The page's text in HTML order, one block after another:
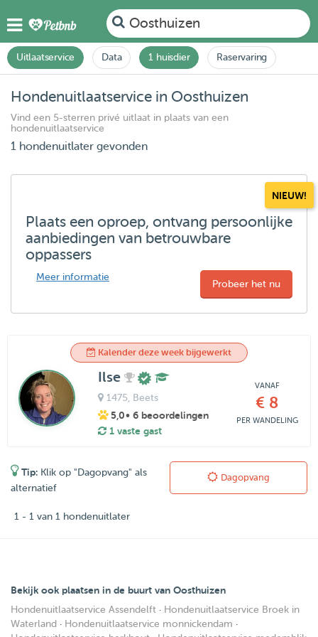
Oosthuizen
Uitlaatservice Data 1 huisdier Raservaring
Hondenuitlaatservice in Oosthuizen
Vind een 5-sterren privé uitlaat in plaats van een
hondenuitlaatservice
1 hondenuitlater gevonden
NIEUW!
Plaats een oproep, ontvang persoonlijke
aanbiedingen van betrouwbare
oppassers
Meer informatie
Probeer het nu
Kalender deze week bijgewerkt
Ilse
1475, Beets
5,0• 6 beoordelingen
1 vaste gast
VANAF
€ 8
PER WANDELING
Tip: Klik op "Dagopvang" als
alternatief
Dagopvang
1 - 1 van 1 hondenuitlater
Bekijk ook plaatsen in de buurt van Oosthuizen
Hondenuitlaatservice Assendelft · Hondenuitlaatservice Broek in
Waterland · Hondenuitlaatservice monnickendam ·